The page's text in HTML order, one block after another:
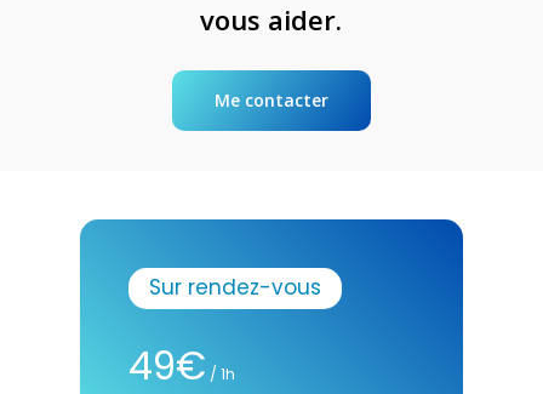
vous aider.
Me contacter
Sur rendez-vous
49€ / 1h